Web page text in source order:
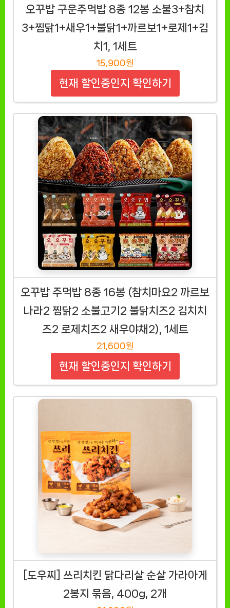
오꾸밥 구운주먹밥 8종 12봉 소불3+참치
3+찜닭1+새우1+불닭1+까르보1+로제1+김
치1, 1세트
15,900원
현재 할인중인지 확인하기
오꾸밥 주먹밥 8종 16봉 (참치마요2 까르보
나라2 찜닭2 소불고기2 불닭치즈2 김치치
즈2 로제치즈2 새우야채2), 1세트
21,600원
현재 할인중인지 확인하기
[도우찌] 쓰리치킨 닭다리살 순살 가라아게
2봉지 묶음, 400g, 2개